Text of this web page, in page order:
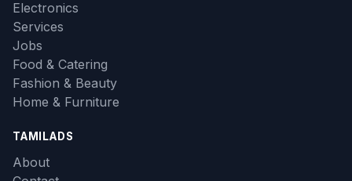
Electronics
Services
Jobs
Food & Catering
Fashion & Beauty
Home & Furniture
TAMILADS
About